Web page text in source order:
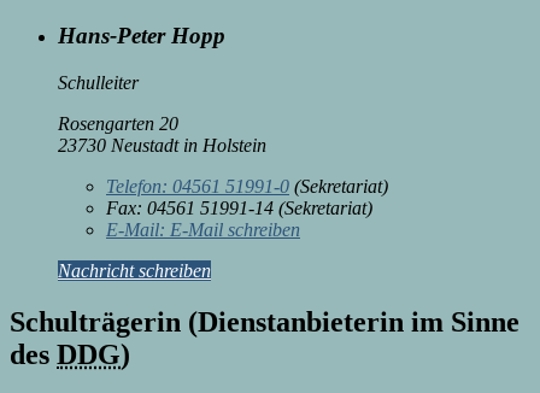
Hans-Peter Hopp
Schulleiter
Rosengarten 20
23730 Neustadt in Holstein
Telefon: 04561 51991-0 (Sekretariat)
Fax: 04561 51991-14 (Sekretariat)
E-Mail: E-Mail schreiben
Nachricht schreiben
Schulträgerin (Dienstanbieterin im Sinne
des DDG)